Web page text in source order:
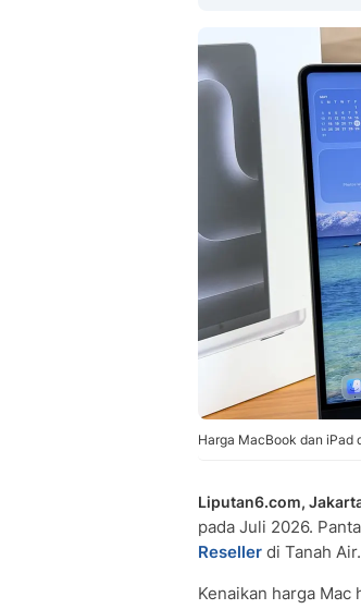
Harga MacBook dan iPad
Liputan6.com,
pada Juli 2026.
Reseller di Tanah Air.
Kenaikan harga